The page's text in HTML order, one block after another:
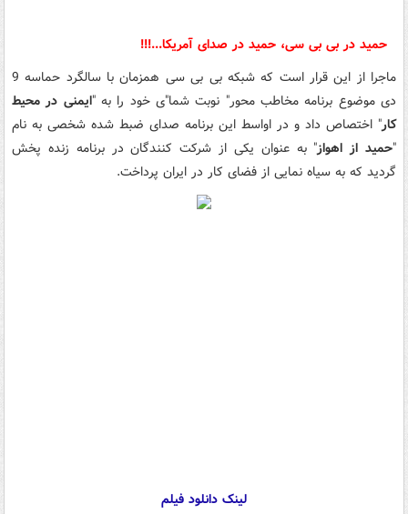
حمید در بی بی سی، حمید در صدای آمریکا...!!!
ماجرا از این قرار است که شبکه بی بی سی همزمان با سالگرد حماسه 9
دی موضوع برنامه مخاطب محور" نوبت شما"ی خود را به "ایمنی در محیط
کار" اختصاص داد و در اواسط این برنامه صدای ضبط شده شخصی به نام
"حمید از اهواز" به عنوان یکی از شرکت کنندگان در برنامه زنده پخش
گردید که به سیاه نمایی از فضای کار در ایران پرداخت.
لینک دانلود فیلم